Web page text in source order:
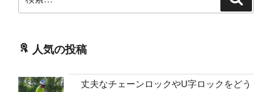
索:
人気の投稿
丈夫なチェーンロックやU字ロックをどう